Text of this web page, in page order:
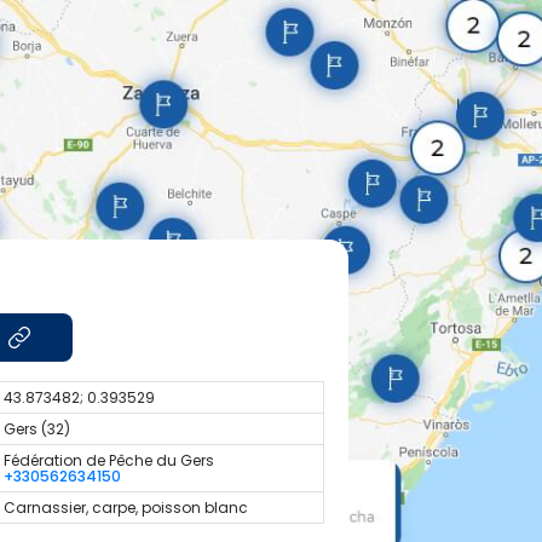
43.873482; 0.393529
Gers (32)
Fédération de Pêche du Gers
+330562634150
Carnassier, carpe, poisson blanc